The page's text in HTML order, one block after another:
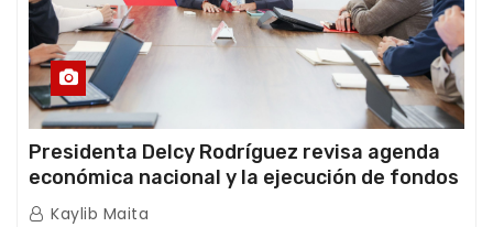
Presidenta Delcy Rodríguez revisa agenda
económica nacional y la ejecución de fondos
de emergencia post-sismos
Kaylib Maita